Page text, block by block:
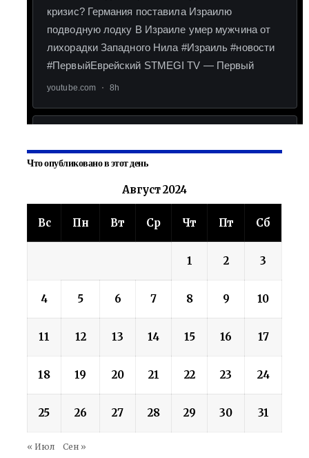
Что опубликовано в этот день
Август 2024
Вс Пн Вт Ср Чт Пт Сб
1 2 3
4 5 6 7 8 9 10
11 12 13 14 15 16 17
18 19 20 21 22 23 24
25 26 27 28 29 30 31
« Июл Сен »